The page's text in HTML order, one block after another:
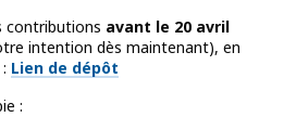
contributions avant le 20 avril
intention dès maintenant), en
Lien de dépôt
: